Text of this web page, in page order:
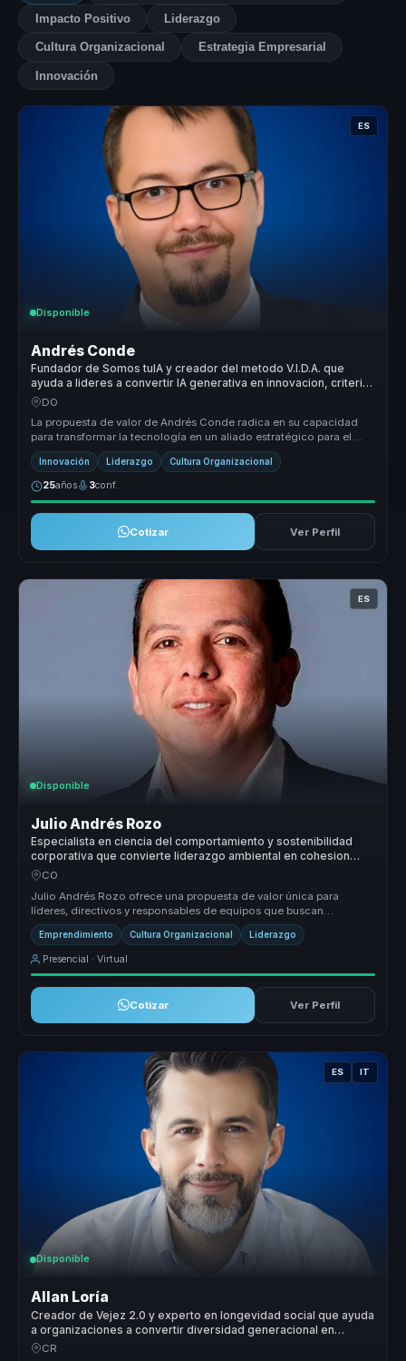
Impacto Positivo Liderazgo
Cultura Organizacional Estrategia Empresarial
Innovación
ES
Disponible
Andrés Conde
Fundador de Somos tuIA y creador del metodo V.I.D.A. que
ayuda a lideres a convertir IA generativa en innovacion, criterio
y adopcion responsable.
DO
La propuesta de valor de Andrés Conde radica en su capacidad
para transformar la tecnología en un aliado estratégico para el
crecimiento ...
Innovación Liderazgo Cultura Organizacional
25años 3conf.
Cotizar Ver Perfil
ES
Disponible
Julio Andrés Rozo
Especialista en ciencia del comportamiento y sostenibilidad
corporativa que convierte liderazgo ambiental en cohesion
para directivos y equipos.
CO
Julio Andrés Rozo ofrece una propuesta de valor única para
líderes, directivos y responsables de equipos que buscan
transformar sus organ...
Emprendimiento Cultura Organizacional Liderazgo
Presencial · Virtual
Cotizar Ver Perfil
ES IT
Disponible
Allan Loría
Creador de Vejez 2.0 y experto en longevidad social que ayuda
a organizaciones a convertir diversidad generacional en
inclusion, colaboracion e innovacion.
CR